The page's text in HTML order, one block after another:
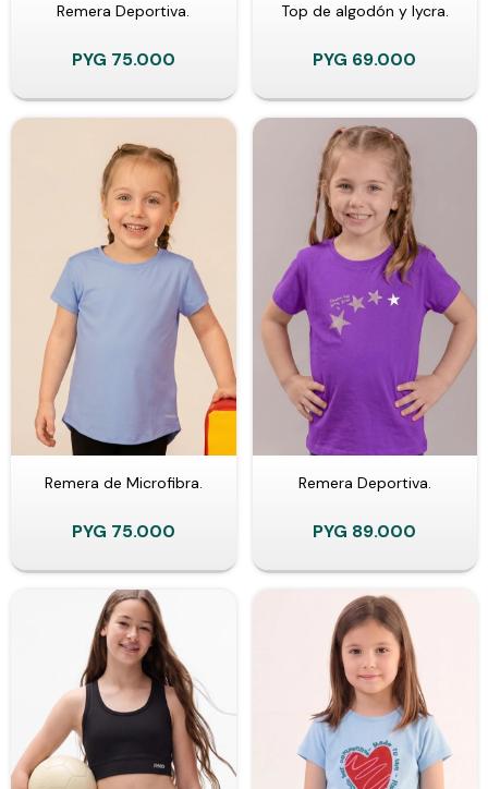
Remera Deportiva.
PYG 75.000
Top de algodón y lycra.
PYG 69.000
Remera de Microfibra.
PYG 75.000
Remera Deportiva.
PYG 89.000